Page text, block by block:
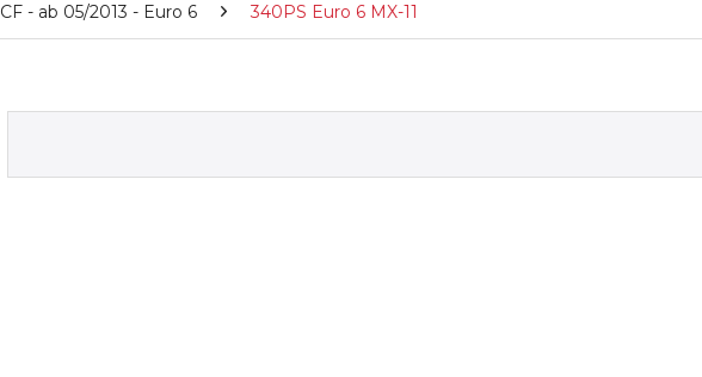
CF - ab 05/2013 - Euro 6 340PS Euro 6 MX-11